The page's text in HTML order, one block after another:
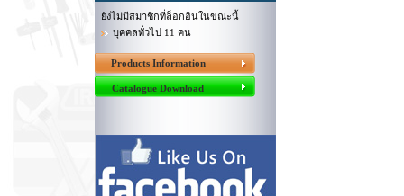
ยังไม่มีสมาชิกที่ล็อกอินในขณะนี้
บุคคลทั่วไป 11 คน
Products Information
Catalogue Download